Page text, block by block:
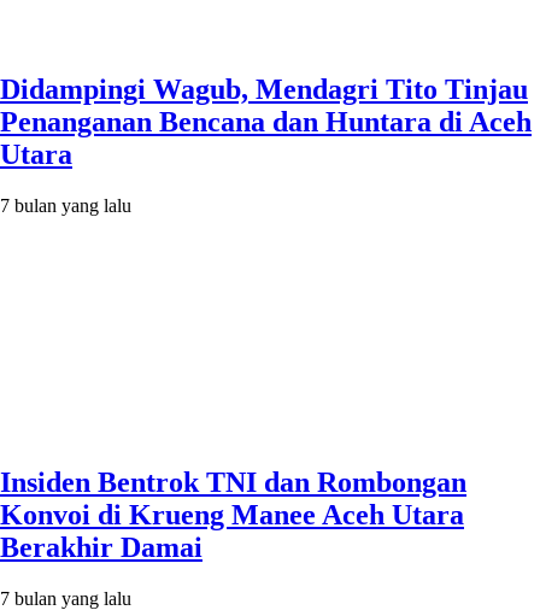
Didampingi Wagub, Mendagri Tito Tinjau
Penanganan Bencana dan Huntara di Aceh
Utara
7 bulan yang lalu
Insiden Bentrok TNI dan Rombongan
Konvoi di Krueng Manee Aceh Utara
Berakhir Damai
7 bulan yang lalu